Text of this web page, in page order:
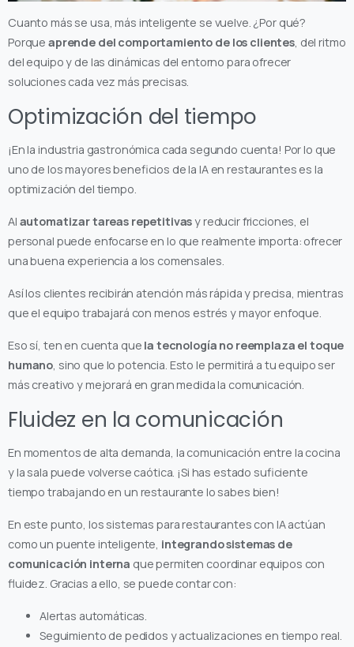
Cuanto más se usa, más inteligente se vuelve. ¿Por qué?
Porque aprende del comportamiento de los clientes, del ritmo
del equipo y de las dinámicas del entorno para ofrecer
soluciones cada vez más precisas.
Optimización del tiempo
¡En la industria gastronómica cada segundo cuenta! Por lo que
uno de los mayores beneficios de la IA en restaurantes es la
optimización del tiempo.
Al automatizar tareas repetitivasy reducir fricciones, el
personal puede enfocarse en lo que realmente importa: ofrecer
una buena experiencia a los comensales.
Así los clientes recibirán atención más rápida y precisa, mientras
que el equipo trabajará con menos estrés y mayor enfoque.
Eso sí, ten en cuenta que la tecnología no reemplaza el toque
humano, sino que lo potencia. Esto le permitirá a tu equipo ser
más creativo y mejorará en gran medida la comunicación.
Fluidez en la comunicación
En momentos de alta demanda, la comunicación entre la cocina
y la sala puede volverse caótica. ¡Si has estado suficiente
tiempo trabajando en un restaurante lo sabes bien!
En este punto, los sistemas para restaurantes con IA actúan
como un puente inteligente, integrando sistemas de
comunicación interna que permiten coordinar equipos con
fluidez. Gracias a ello, se puede contar con:
Alertas automáticas.
Seguimiento de pedidos y actualizaciones en tiempo real.